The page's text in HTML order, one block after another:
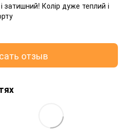
Колір дуже теплий і
отзыв